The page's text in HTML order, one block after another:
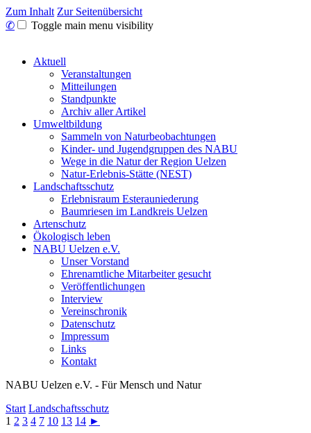
Zum Inhalt Zur Seitenübersicht
✆
Toggle main menu visibility
Aktuell
Veranstaltungen
Mitteilungen
Standpunkte
Archiv aller Artikel
Umweltbildung
Sammeln von Naturbeobachtungen
Kinder- und Jugendgruppen des NABU
Wege in die Natur der Region Uelzen
Natur-Erlebnis-Stätte (NEST)
Landschaftsschutz
Erlebnisraum Esterauniederung
Baumriesen im Landkreis Uelzen
Artenschutz
Ökologisch leben
NABU Uelzen e.V.
Unser Vorstand
Ehrenamtliche Mitarbeiter gesucht
Veröffentlichungen
Interview
Vereinschronik
Datenschutz
Impressum
Links
Kontakt
NABU Uelzen e.V. - Für Mensch und Natur
Start Landschaftsschutz
1 2 3 4 7 10 13 14 ►